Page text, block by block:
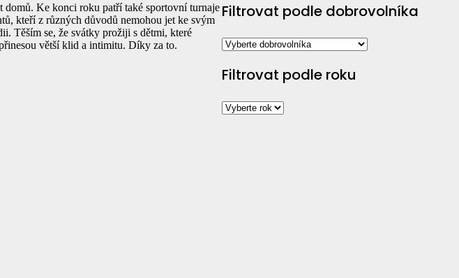
domů. Ke konci roku patří také sportovní turnaje
kteří z různých důvodů nemohou jet ke svým
Těším se, že svátky prožiji s dětmi, které
větší klid a intimitu. Díky za to.
Filtrovat podle dobrovolníka
Filtrovat podle roku